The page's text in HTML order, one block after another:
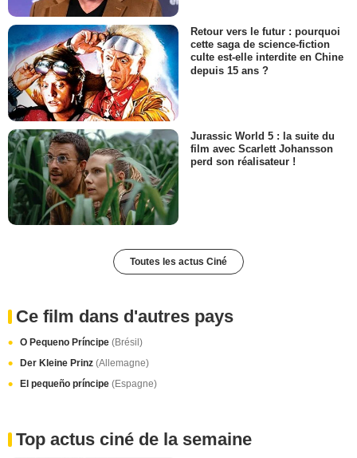
Retour vers le futur : pourquoi
cette saga de science-fiction
culte est-elle interdite en Chine
depuis 15 ans ?
Jurassic World 5 : la suite du
film avec Scarlett Johansson
perd son réalisateur !
Toutes les actus Ciné
Ce film dans d'autres pays
O Pequeno Príncipe (Brésil)
Der Kleine Prinz (Allemagne)
El pequeño príncipe (Espagne)
Top actus ciné de la semaine